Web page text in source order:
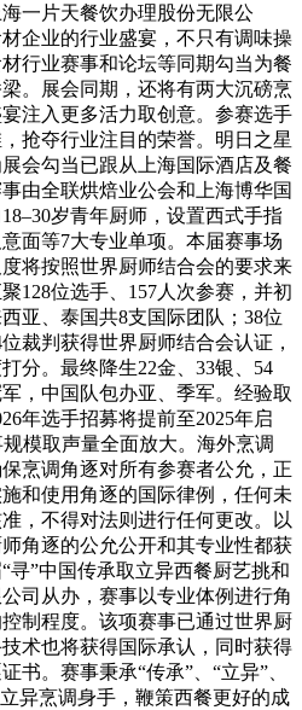
一片天餐饮办理股份无限公
企业的行业盛宴，不只有调味操
行业赛事和论坛等同期勾当为餐
。展会同期，还将有两大沉磅烹
注入更多活力取创意。参赛选手
抢夺行业注目的荣誉。明日之星
会勾当已跟从上海国际酒店及餐
由全联烘焙业公会和上海博华国
岁青年厨师，设置西式手指
面等7大专业单项。本届赛事场
将按照世界厨师结合会的要求来
128位选手、157人次参赛，并初
亚、泰国共8支国际团队；38位
裁判获得世界厨师结合会认证，
分。最终降生22金、33银、54
，中国队包办亚、季军。经验取
年选手招募将提前至2025年启
模取声量全面放大。海外烹调
烹调角逐对所有参赛者公允，正
和使用角逐的国际律例，任何未
，不得对法则进行任何更改。以
角逐的公允公开和其专业性都获
寻”中国传承取立异西餐厨艺挑和
司从办，赛事以专业体例进行角
制程度。该项赛事已通过世界厨
术也将获得国际承认，同时获得
书。赛事秉承“传承”、“立异”、
异烹调身手，鞭策西餐更好的成